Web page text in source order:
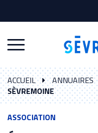
Aller
à
la
navigation
ACCUEIL ANNUAIRES
SÈVREMOINE
ASSOCIATION